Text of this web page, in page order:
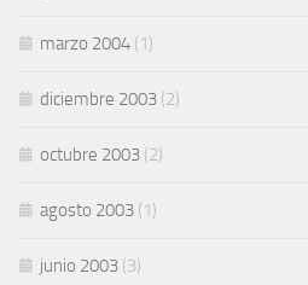
marzo 2004 (1)
diciembre 2003 (2)
octubre 2003 (2)
agosto 2003 (1)
junio 2003 (3)